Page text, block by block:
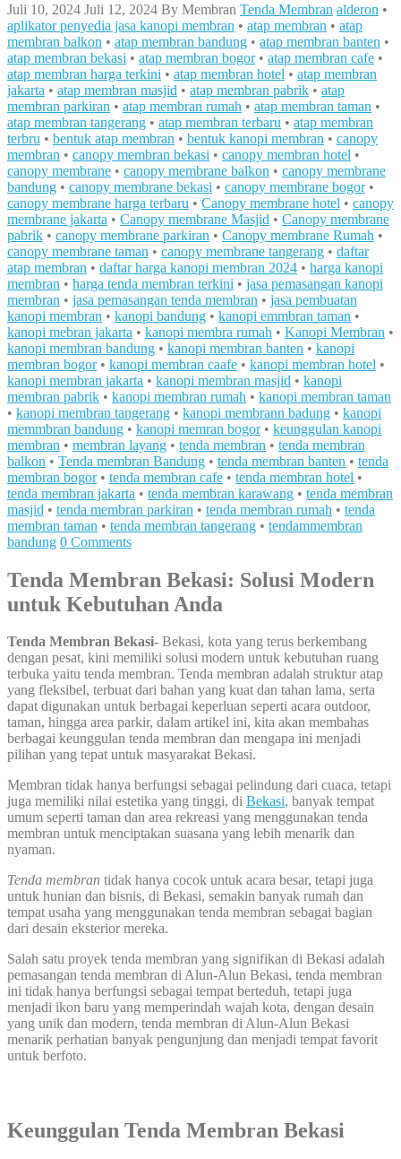
Juli 10, 2024 Juli 12, 2024 By Membran Tenda Membran alderon •
aplikator penyedia jasa kanopi membran • atap membran • atap
membran balkon • atap membran bandung • atap membran banten •
atap membran bekasi • atap membran bogor• atap membran cafe •
atap membran harga terkini • atap membran hotel • atap membran
jakarta • atap membran masjid • atap membran pabrik • atap
membran parkiran • atap membran rumah • atap membran taman •
atap membran tangerang • atap membran terbaru • atap membran
terbru • bentuk atap membran • bentuk kanopi membran • canopy
membran • canopy membran bekasi • canopy membran hotel •
canopy membrane • canopy membrane balkon • canopy membrane
bandung • canopy membrane bekasi • canopy membrane bogor•
canopy membrane harga terbaru • Canopy membrane hotel • canopy
membrane jakarta • Canopy membrane Masjid • Canopy membrane
pabrik • canopy membrane parkiran • Canopy membrane Rumah •
canopy membrane taman • canopy membrane tangerang • daftar
atap membran • daftar harga kanopi membran 2024 • harga kanopi
membran • harga tenda membran terkini • jasa pemasangan kanopi
membran • jasa pemasangan tenda membran • jasa pembuatan
kanopi membran • kanopi bandung • kanopi emmbran taman •
kanopi mebran jakarta • kanopi membra rumah • Kanopi Membran •
kanopi membran bandung • kanopi membran banten • kanopi
membran bogor• kanopi membran caafe • kanopi membran hotel •
kanopi membran jakarta • kanopi membran masjid • kanopi
membran pabrik • kanopi membran rumah • kanopi membran taman
• kanopi membran tangerang • kanopi membrann badung • kanopi
memmbran bandung • kanopi memran bogor• keunggulan kanopi
membran • membran layang • tenda membran • tenda membran
balkon • Tenda membran Bandung • tenda membran banten • tenda
membran bogor• tenda membran cafe • tenda membran hotel •
tenda membran jakarta • tenda membran karawang • tenda membran
masjid • tenda membran parkiran • tenda membran rumah • tenda
membran taman • tenda membran tangerang • tendammembran
bandung 0 Comments
Tenda Membran Bekasi: Solusi Modern
untuk Kebutuhan Anda
Tenda Membran Bekasi- Bekasi, kota yang terus berkembang
dengan pesat, kini memiliki solusi modern untuk kebutuhan ruang
terbuka yaitu tenda membran. Tenda membran adalah struktur atap
yang fleksibel, terbuat dari bahan yang kuat dan tahan lama, serta
dapat digunakan untuk berbagai keperluan seperti acara outdoor,
taman, hingga area parkir, dalam artikel ini, kita akan membahas
berbagai keunggulan tenda membran dan mengapa ini menjadi
pilihan yang tepat untuk masyarakat Bekasi.
Membran tidak hanya berfungsi sebagai pelindung dari cuaca, tetapi
juga memiliki nilai estetika yang tinggi, di Bekasi, banyak tempat
umum seperti taman dan area rekreasi yang menggunakan tenda
membran untuk menciptakan suasana yang lebih menarik dan
nyaman.
Tenda membran tidak hanya cocok untuk acara besar, tetapi juga
untuk hunian dan bisnis, di Bekasi, semakin banyak rumah dan
tempat usaha yang menggunakan tenda membran sebagai bagian
dari desain eksterior mereka.
Salah satu proyek tenda membran yang signifikan di Bekasi adalah
pemasangan tenda membran di Alun-Alun Bekasi, tenda membran
ini tidak hanya berfungsi sebagai tempat berteduh, tetapi juga
menjadi ikon baru yang memperindah wajah kota, dengan desain
yang unik dan modern, tenda membran di Alun-Alun Bekasi
menarik perhatian banyak pengunjung dan menjadi tempat favorit
untuk berfoto.
Keunggulan Tenda Membran Bekasi